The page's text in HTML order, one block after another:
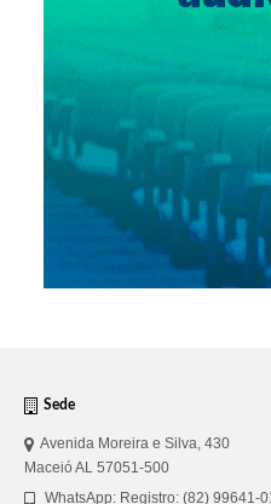
Sede
Avenida Moreira e Silva, 430
Maceió AL 57051-500
WhatsApp: Registro: (82) 99641-